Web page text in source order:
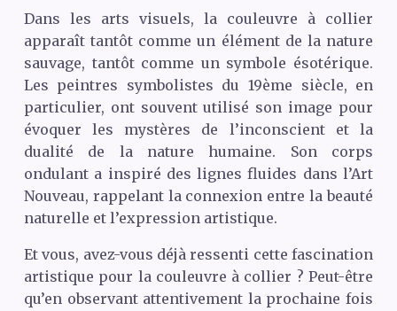
Dans les arts visuels, la couleuvre à collier
apparaît tantôt comme un élément de la nature
sauvage, tantôt comme un symbole ésotérique.
Les peintres symbolistes du 19ème siècle, en
particulier, ont souvent utilisé son image pour
évoquer les mystères de l’inconscient et la
dualité de la nature humaine. Son corps
ondulant a inspiré des lignes fluides dans l’Art
Nouveau, rappelant la connexion entre la beauté
naturelle et l’expression artistique.
Et vous, avez-vous déjà ressenti cette fascination
artistique pour la couleuvre à collier ? Peut-être
qu’en observant attentivement la prochaine fois